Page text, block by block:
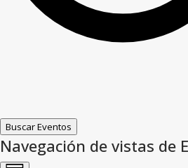
Buscar Eventos
Navegación de vistas de